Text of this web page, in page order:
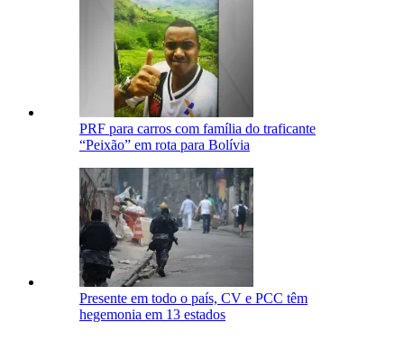
PRF para carros com família do traficante
“Peixão” em rota para Bolívia
Presente em todo o país, CV e PCC têm
hegemonia em 13 estados